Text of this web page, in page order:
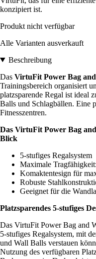
konzipiert ist.
Produkt nicht verfügbar
Alle Varianten ausverkauft
Beschreibung
Das VirtuFit Power Bag
Trainingsbereich organisiert
platzsparende Regal ist ideal
Balls und Schlagbällen. Eine
Fitnesszentren.
Das VirtuFit Power Bag
Blick
5-stufiges Regalsystem
Maximale
Komaktentesign für
Robuste
Geeignet für die
Platzsparendes 5-stufiges
Das VirtuFit Power Bag and
5-stufiges Regalsystem, mit
und Wall Balls verstauen
Nutzung des verfügbaren